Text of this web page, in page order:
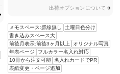
出荷オプションについて
メモスペース:罫線無し
土曜日色分け
書き込みスペース大
前後月表示:前後3ヶ月以上
オリジナル写真
年表ページ
フルカラー名入れ対応
10冊から注文可能 名入れカードでPR
表紙変更・ページ追加